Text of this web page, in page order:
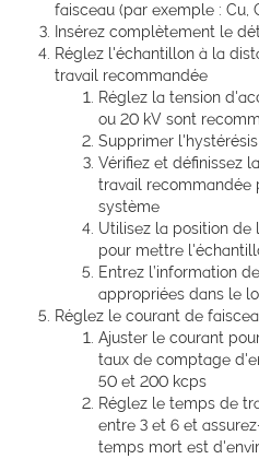
faisceau (par exemple : Cu,
Insérez complètement le
Réglez l'échantillon à la
travail recommandée
Réglez la tension
ou 20 kV sont
Supprimer
Vérifiez et définissez
travail recommandée
système
Utilisez la position de
pour mettre
Entrez l’information
appropriées dans le
Réglez le courant de
Ajuster le courant
taux de comptage
50 et 200 kcps
Réglez le temps de
entre 3 et 6 et
temps mort est